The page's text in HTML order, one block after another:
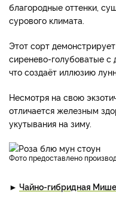
благородные оттенки,
сурового климата.
Этот сорт
сиренево-голубоватые
что создаёт иллюзию
Несмотря на свою
отличается железным
укутывания на зиму.
фото предоставлено
► Чайно-гибридная